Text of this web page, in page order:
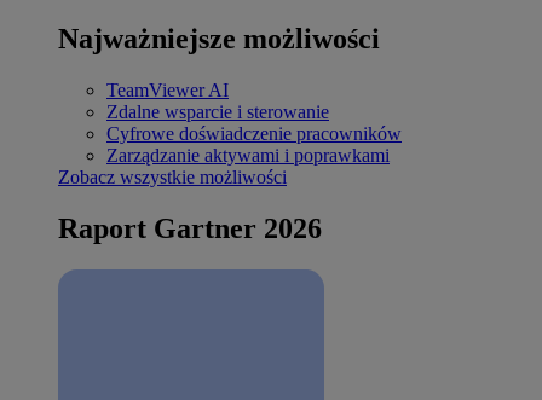
Najważniejsze możliwości
TeamViewer AI
Zdalne wsparcie i sterowanie
Cyfrowe doświadczenie pracowników
Zarządzanie aktywami i poprawkami
Zobacz wszystkie możliwości
Raport Gartner 2026